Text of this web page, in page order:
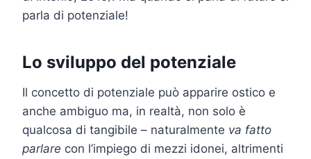
parla di potenziale!
Lo sviluppo del potenziale
Il concetto di potenziale può apparire ostico e
anche ambiguo ma, in realtà, non solo è
qualcosa di tangibile – naturalmente va fatto
parlare con l’impiego di mezzi idonei, altrimenti